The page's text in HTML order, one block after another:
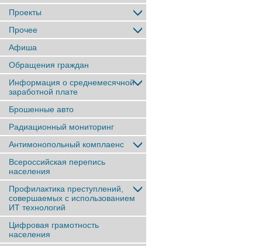
Проекты
Прочее
Афиша
Обращения граждан
Информация о среднемесячной
заработной плате
Брошенные авто
Радиационный мониторинг
Антимонопольный комплаенс
Всероссийская перепись
населения
Профилактика преступлений,
совершаемых с использованием
ИТ технологий
Цифровая грамотность
населения